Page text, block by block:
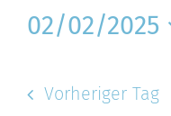
2025
02/02/2025
wählen.
Vorheriger Tag